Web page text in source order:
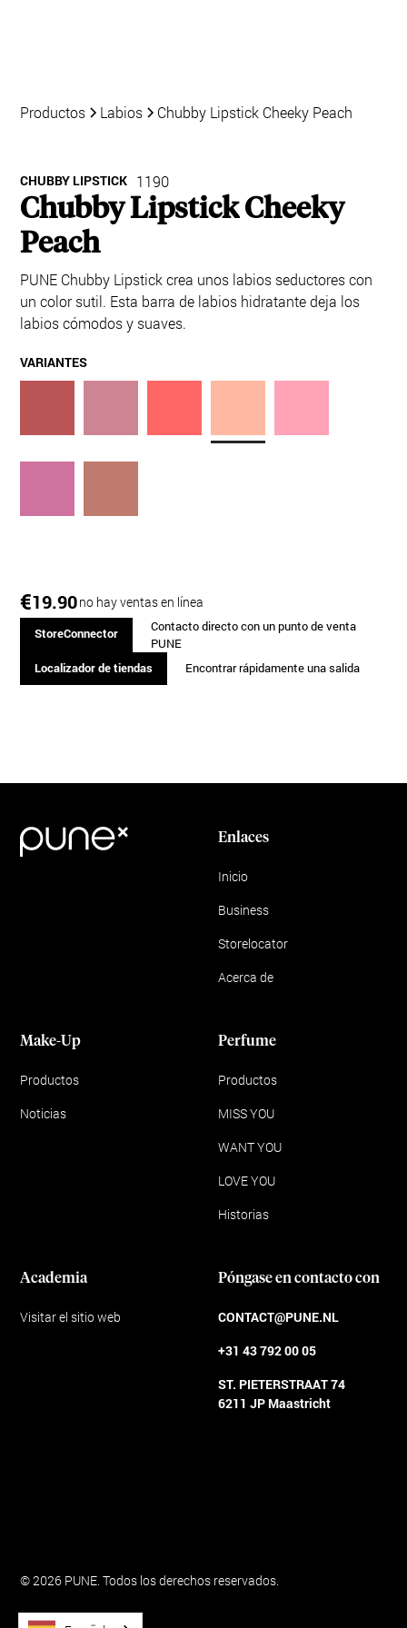
Productos Labios Chubby Lipstick Cheeky Peach
CHUBBY LIPSTICK 1190
Chubby Lipstick Cheeky
Peach
PUNE Chubby Lipstick crea unos labios seductores con
un color sutil. Esta barra de labios hidratante deja los
labios cómodos y suaves.
VARIANTES
€19.90no hay ventas en línea
StoreConnector
Contacto directo con un punto de venta
PUNE
Localizador de tiendas
Encontrar rápidamente una salida
Enlaces
Inicio
Business
Storelocator
Acerca de
Make-Up
Productos
Noticias
Perfume
Productos
MISS YOU
WANT YOU
LOVE YOU
Historias
Academia
Visitar el sitio web
Póngase en contacto con
CONTACT@PUNE.NL
+31 43 792 00 05
ST. PIETERSTRAAT 74
6211 JP Maastricht
© 2026 PUNE. Todos los derechos reservados.